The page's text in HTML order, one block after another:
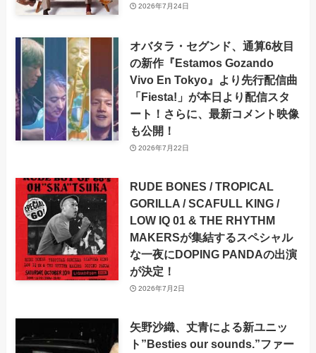
2026年7月24日
オバタラ・セグンド、通算6枚目
の新作『Estamos Gozando
Vivo En Tokyo』より先行配信曲
「Fiesta!」が本日より配信スタ
ート！さらに、最新コメント映像
も公開！
2026年7月22日
RUDE BONES / TROPICAL
GORILLA / SCAFULL KING /
LOW IQ 01 & THE RHYTHM
MAKERSが集結するスペシャル
な一夜にDOPING PANDAの出演
が決定！
2026年7月2日
矢野沙織、丈青による新ユニッ
ト”Besties our sounds.”ファー